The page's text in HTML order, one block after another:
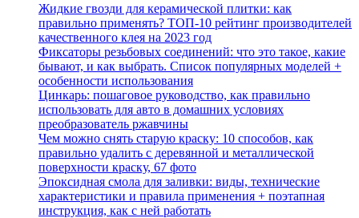
Жидкие гвозди для керамической плитки: как
правильно применять? ТОП-10 рейтинг производителей
качественного клея на 2023 год
Фиксаторы резьбовых соединений: что это такое, какие
бывают, и как выбрать. Список популярных моделей +
особенности использования
Цинкарь: пошаговое руководство, как правильно
использовать для авто в домашних условиях
преобразователь ржавчины
Чем можно снять старую краску: 10 способов, как
правильно удалить с деревянной и металлической
поверхности краску, 67 фото
Эпоксидная смола для заливки: виды, технические
характеристики и правила применения + поэтапная
инструкция, как с ней работать